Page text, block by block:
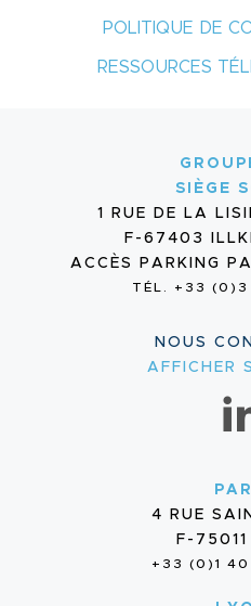
POLITIQUE DE
RESSOURCES
SIÈGE
1 RUE DE LA
F-67403
ACCÈS PARKING
TÉL. +33 (0)3
NOUS
AFFICHER
4 RUE
F-75011
+33 (0)1